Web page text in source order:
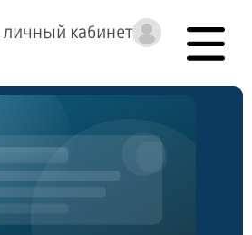
личный кабинет